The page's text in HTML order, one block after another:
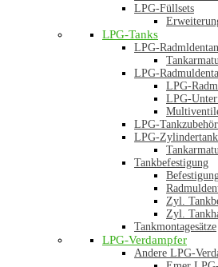
LPG-Füllsets
LPG-Tanks
LPG-
LPG-
LPG-
LPG-
LPG-Tankzubehör
LPG-
Tankbefestigung
Zyl.
Zyl.
Tankmontagesätze
LPG-Verdampfer
Andere LPG-